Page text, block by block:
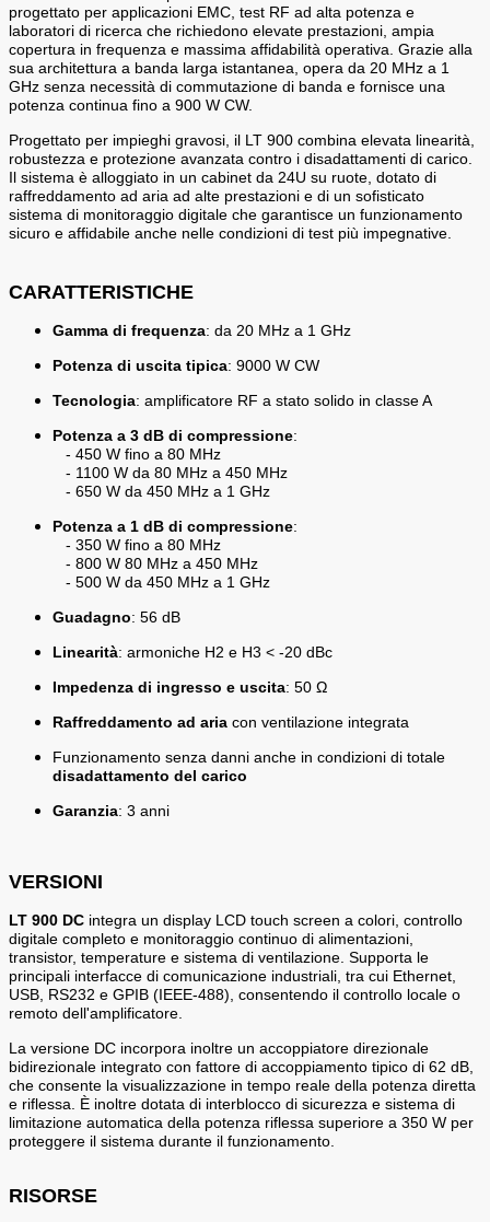
progettato per applicazioni EMC, test RF ad alta potenza e
laboratori di ricerca che richiedono elevate prestazioni, ampia
copertura in frequenza e massima affidabilità operativa. Grazie alla
sua architettura a banda larga istantanea, opera da 20 MHz a 1
GHz senza necessità di commutazione di banda e fornisce una
potenza continua fino a 900 W CW.
Progettato per impieghi gravosi, il LT 900 combina elevata linearità,
robustezza e protezione avanzata contro i disadattamenti di carico.
Il sistema è alloggiato in un cabinet da 24U su ruote, dotato di
raffreddamento ad aria ad alte prestazioni e di un sofisticato
sistema di monitoraggio digitale che garantisce un funzionamento
sicuro e affidabile anche nelle condizioni di test più impegnative.
CARATTERISTICHE
Gamma di frequenza: da 20 MHz a 1 GHz
Potenza di uscita tipica: 9000 W CW
Tecnologia: amplificatore RF a stato solido in classe A
Potenza a 3 dB di compressione:
- 450 W fino a 80 MHz
- 1100 W da 80 MHz a 450 MHz
- 650 W da 450 MHz a 1 GHz
Potenza a 1 dB di compressione:
- 350 W fino a 80 MHz
- 800 W 80 MHz a 450 MHz
- 500 W da 450 MHz a 1 GHz
Guadagno: 56 dB
Linearità: armoniche H2 e H3 < -20 dBc
Impedenza di ingresso e uscita: 50 Ω
Raffreddamento ad aria con ventilazione integrata
Funzionamento senza danni anche in condizioni di totale
disadattamento del carico
Garanzia: 3 anni
VERSIONI
LT 900 DC integra un display LCD touch screen a colori, controllo
digitale completo e monitoraggio continuo di alimentazioni,
transistor, temperature e sistema di ventilazione. Supporta le
principali interfacce di comunicazione industriali, tra cui Ethernet,
USB, RS232 e GPIB (IEEE-488), consentendo il controllo locale o
remoto dell'amplificatore.
La versione DC incorpora inoltre un accoppiatore direzionale
bidirezionale integrato con fattore di accoppiamento tipico di 62 dB,
che consente la visualizzazione in tempo reale della potenza diretta
e riflessa. È inoltre dotata di interblocco di sicurezza e sistema di
limitazione automatica della potenza riflessa superiore a 350 W per
proteggere il sistema durante il funzionamento.
RISORSE